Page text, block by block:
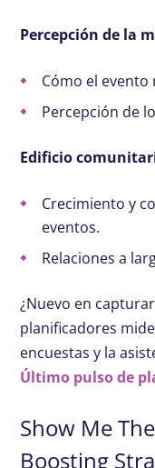
Percepción de la
Cómo el evento
Percepción de
Edificio
Crecimiento y
eventos.
Relaciones a
¿Nuevo en
planificadores
encuestas y la
Último pulso de
Show Me
Boosting